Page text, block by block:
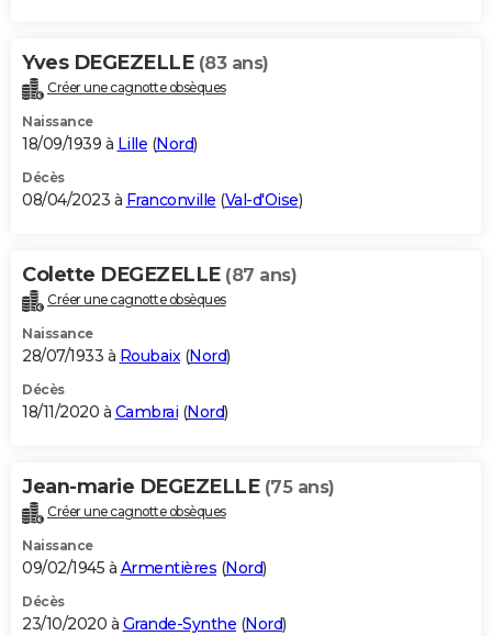
Yves DEGEZELLE (83 ans)
Créer une cagnotte obsèques
Naissance
18/09/1939 à Lille (Nord)
Décès
08/04/2023 à Franconville (Val-d'Oise)
Colette DEGEZELLE (87 ans)
Créer une cagnotte obsèques
Naissance
28/07/1933 à Roubaix(Nord)
Décès
18/11/2020 à Cambrai (Nord)
Jean-marie DEGEZELLE (75 ans)
Créer une cagnotte obsèques
Naissance
09/02/1945 à Armentières (Nord)
Décès
23/10/2020 à Grande-Synthe (Nord)